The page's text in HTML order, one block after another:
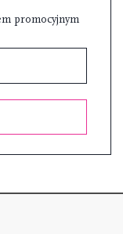
promocyjnym